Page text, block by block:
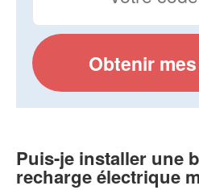
Obtenir
Puis-je installer une
recharge électrique